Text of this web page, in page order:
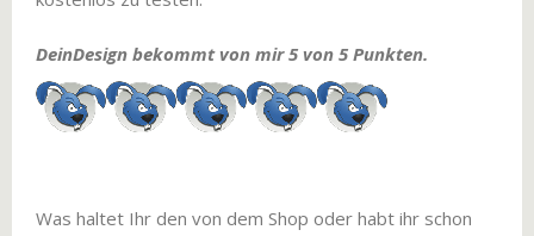
DeinDesign bekommt von mir 5 von 5 Punkten.
Was haltet Ihr den von dem Shop oder habt ihr schon